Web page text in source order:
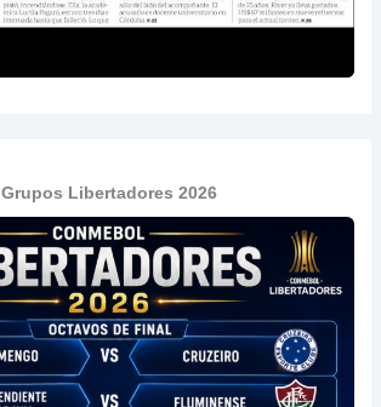
Grupos Libertadores 2026